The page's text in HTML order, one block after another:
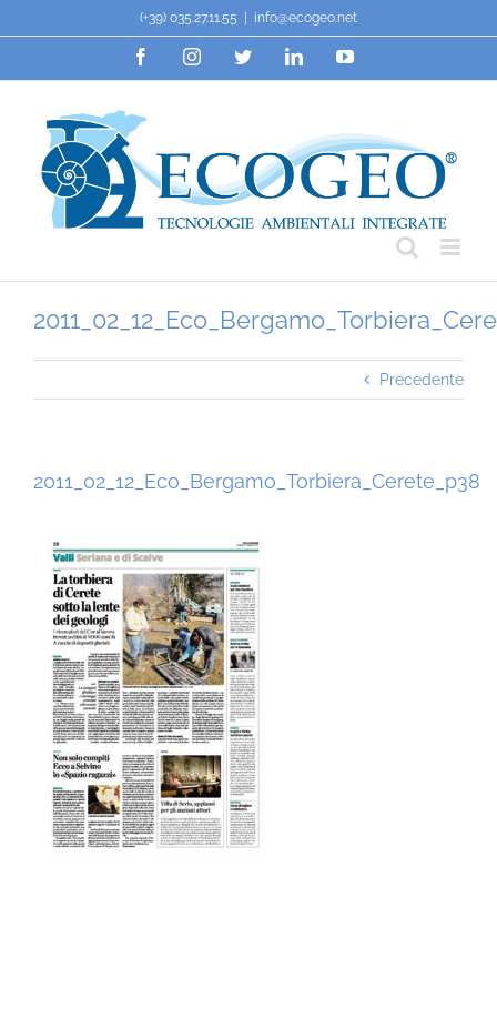
al
(+39) 035.27.11.55 info@ecogeo.net
FacebookInstagramTwitterLinkedInYouTube
Precedente
2011_02_12_Eco_Bergamo_Torbiera_Cerete_p38